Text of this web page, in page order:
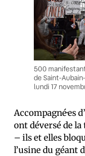
500
de Saint-
lundi 17
Accompagné·es
ont déversé de la
– ils et elles
l’usine du géant